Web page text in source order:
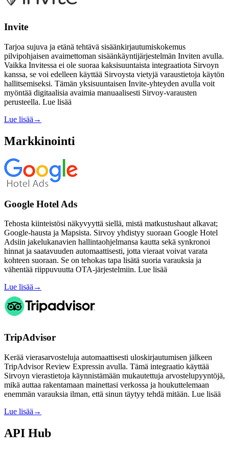
Invite
Tarjoa sujuva ja etänä tehtävä sisäänkirjautumiskokemus
pilvipohjaisen avaimettoman sisäänkäyntijärjestelmän Inviten avulla.
Vaikka Invitessa ei ole suoraa kaksisuuntaista integraatiota Sirvoyn
kanssa, se voi edelleen käyttää Sirvoysta vietyjä varaustietoja käytön
hallitsemiseksi. Tämän yksisuuntaisen Invite-yhteyden avulla voit
myöntää digitaalisia avaimia manuaalisesti Sirvoy-varausten
perusteella. Lue lisää
Lue lisää →
Markkinointi
Google Hotel Ads
Tehosta kiinteistösi näkyvyyttä siellä, mistä matkustushaut alkavat;
Google-hausta ja Mapsista. Sirvoy yhdistyy suoraan Google Hotel
Adsiin jakelukanavien hallintaohjelmansa kautta sekä synkronoi
hinnat ja saatavuuden automaattisesti, jotta vieraat voivat varata
kohteen suoraan. Se on tehokas tapa lisätä suoria varauksia ja
vähentää riippuvuutta OTA-järjestelmiin. Lue lisää
Lue lisää →
TripAdvisor
Kerää vierasarvosteluja automaattisesti uloskirjautumisen jälkeen
TripAdvisor Review Expressin avulla. Tämä integraatio käyttää
Sirvoyn vierastietoja käynnistämään mukautettuja arvostelupyyntöjä,
mikä auttaa rakentamaan mainettasi verkossa ja houkuttelemaan
enemmän varauksia ilman, että sinun täytyy tehdä mitään. Lue lisää
Lue lisää →
API Hub